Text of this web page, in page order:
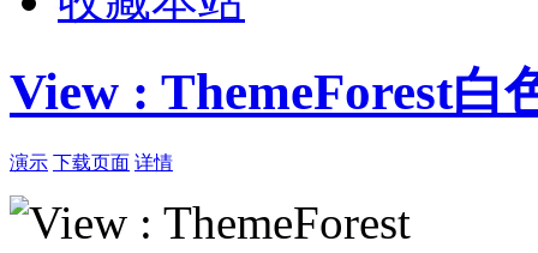
View : ThemeForest白
演示 下载页面 详情